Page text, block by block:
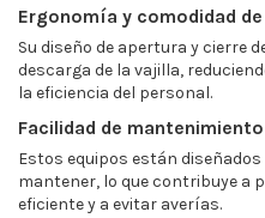
Ergonomía y comodidad
Su diseño de apertura y cierre
descarga de la vajilla,
la eficiencia del personal.
Facilidad de mantenimiento
Estos equipos están
mantener, lo que contribuye a
eficiente y a evitar averías.